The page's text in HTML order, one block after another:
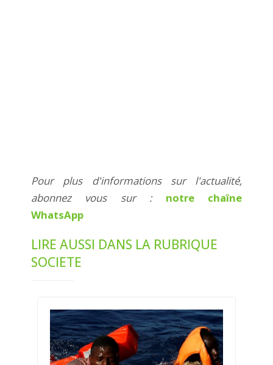
Pour plus d'informations sur l'actualité,
abonnez vous sur : notre chaîne
WhatsApp
LIRE AUSSI DANS LA RUBRIQUE
SOCIETE